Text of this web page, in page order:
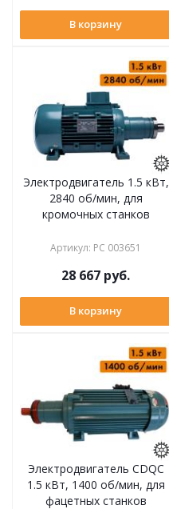
В корзину
Электродвигатель 1.5 кВт,
2840 об/мин, для
кромочных станков
Артикул: РС 003651
28 667 руб.
В корзину
Электродвигатель CDQC
1.5 кВт, 1400 об/мин, для
фацетных станков